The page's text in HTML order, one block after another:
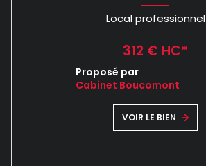
Local professionnel
312 € HC*
Proposé par
Cabinet Boucomont
VOIR LE BIEN